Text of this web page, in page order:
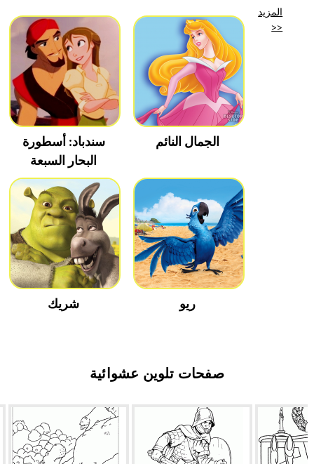
سندباد: أسطورة
البحار السبعة
الجمال النائم
شريك ريو
المزيد
>>
صفحات تلوين عشوائية